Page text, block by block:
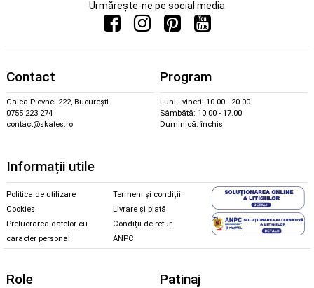
Urmărește-ne pe social media
Contact
Calea Plevnei 222, București
0755 223 274
contact@skates.ro
Program
Luni - vineri: 10.00 - 20.00
Sâmbătă: 10.00 - 17.00
Duminică: închis
Informații utile
Politica de utilizare
Cookies
Prelucrarea datelor cu
caracter personal
Termeni și condiții
Livrare și plată
Condiții de retur
ANPC
Role Patinaj